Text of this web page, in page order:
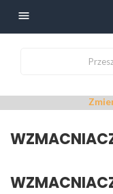

Zmieniamy